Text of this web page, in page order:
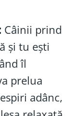
Câinii prind
și tu ești
îl
prelua
adânc,